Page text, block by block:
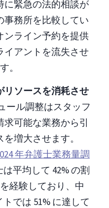
に緊急の法的相談が
事務所を比較してい
ンライン予約を提供
イアントを流失させ
。
リソースを消耗させ
ール調整はスタッフ
可能な業務から引
増大させます。
年弁護士業務量調
平均して 42% の割
経験しており、中
では 51% に達して